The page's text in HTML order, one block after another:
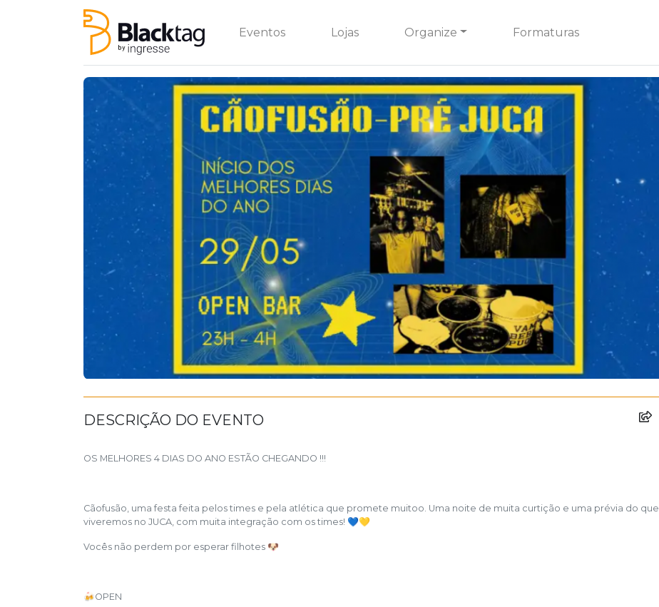
Eventos Lojas Organize Formaturas
DESCRIÇÃO DO EVENTO
OS MELHORES 4 DIAS DO ANO ESTÃO CHEGANDO !!!
Cãofusão, uma festa feita pelos times e pela atlética que promete muitoo. Uma noite de muita curtição e uma prévia do que
viveremos no JUCA, com muita integração com os times! 💙💛
Vocês não perdem por esperar filhotes 🐶
🍻OPEN